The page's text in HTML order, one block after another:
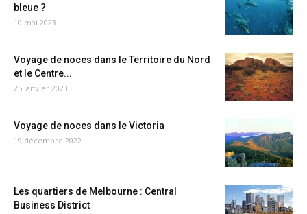
bleue ?
10 mai 2023
Voyage de noces dans le Territoire du Nord
et le Centre...
25 janvier 2023
Voyage de noces dans le Victoria
19 décembre 2022
Les quartiers de Melbourne : Central
Business District